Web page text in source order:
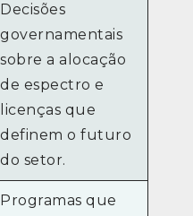
Decisões
governamentais
sobre a alocação
de espectro e
licenças que
definem o futuro
do setor.
Programas que